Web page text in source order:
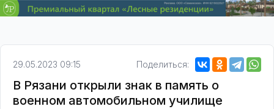
29.05.2023 09:15 Поделиться:
В Рязани открыли знак в память о
военном автомобильном училище